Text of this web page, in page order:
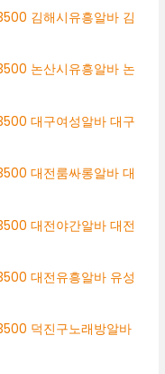
김해시유흥알바 김
논산시유흥알바 논
대구여성알바 대구
대전룸싸롱알바 대
대전야간알바 대전
대전유흥알바 유성
덕진구노래방알바